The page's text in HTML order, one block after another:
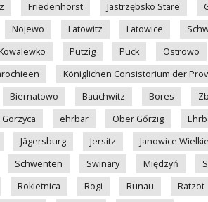
Friedenhorst Jastrzębsko Stare
Nojewo Latowitz Latowice
Putzig Puck Ostrowo
Königlichen Consistorium der
Biernatowo Bauchwitz Bores
Gorzyca ehrbar Ober Gőrzig
Jägersburg Jersitz Janowice Wielkie
Schwenten Swinary Międzyń
Rokietnica Rogi Runau Ratzot